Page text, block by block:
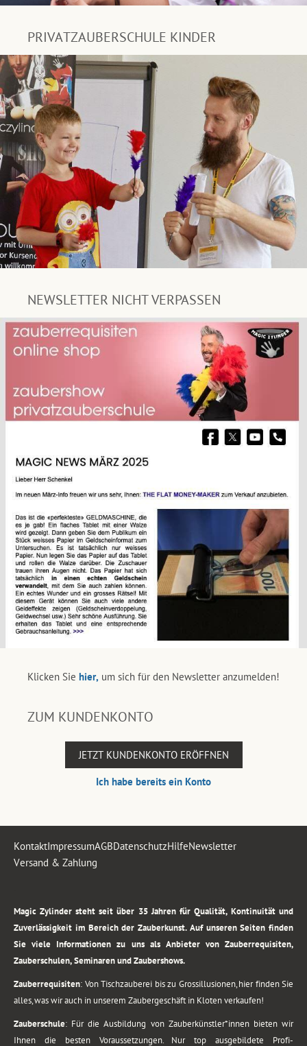
PRIVATZAUBERSCHULE KINDER
NEWSLETTER NICHT VERPASSEN
Klicken Sie hier, um sich für den Newsletter anzumelden!
ZUM KUNDENKONTO
JETZT KUNDENKONTO ERÖFFNEN
Ich habe bereits ein Konto
KontaktImpressumAGBDatenschutzHilfeNewsletter
Versand & Zahlung
Magic Zylinder steht seit über 35 Jahren für Qualität, Kontinuität und
Zuverlässigkeit im Bereich der Zauberkunst. Auf unseren Seiten finden
Sie viele Informationen zu uns als Anbieter von Zauberrequisiten,
Zauberschulen, Seminaren und Zaubershows.
Zauberrequisiten: Von Tischzauberei bis zu Grossillusionen, hier finden Sie
alles, was wir auch in unserem Zaubergeschäft in Kloten verkaufen!
Zauberschule: Für die Ausbildung von Zauberkünstler*innen bieten wir
Ihnen die besten Voraussetzungen. Nur top ausgebildete Profi-